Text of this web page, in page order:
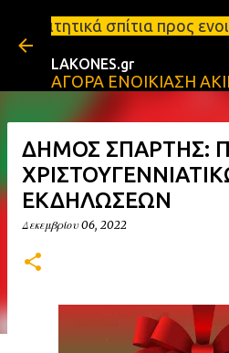
Μετάβαση στο
προς ενοικίαση στη
LAKONES.gr
ΑΓΟΡΑ ΕΝΟΙΚΙΑΣΗ
ΔΗΜΟΣ ΣΠΑΡΤΗΣ:
ΕΚΔΗΛΩΣΕΩΝ
Δεκεμβρίου 06, 2022